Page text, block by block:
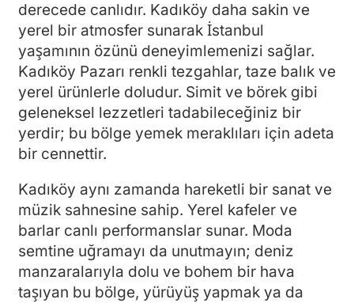
derecede canlıdır. Kadıköy daha sakin ve
yerel bir atmosfer sunarak İstanbul
yaşamının özünü deneyimlemenizi sağlar.
Kadıköy Pazarı renkli tezgahlar, taze balık ve
yerel ürünlerle doludur. Simit ve börek gibi
geleneksel lezzetleri tadabileceğiniz bir
yerdir; bu bölge yemek meraklıları için adeta
bir cennettir.
Kadıköy aynı zamanda hareketli bir sanat ve
müzik sahnesine sahip. Yerel kafeler ve
barlar canlı performanslar sunar. Moda
semtine uğramayı da unutmayın; deniz
manzaralarıyla dolu ve bohem bir hava
taşıyan bu bölge, yürüyüş yapmak ya da